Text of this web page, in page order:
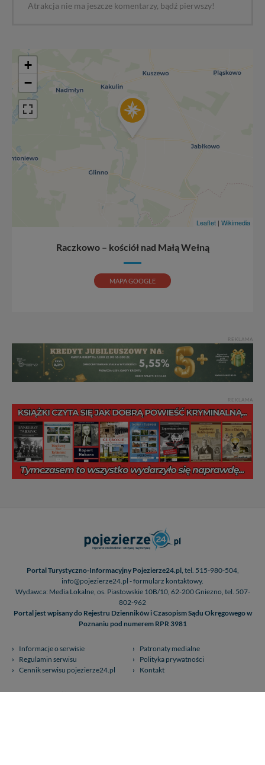
Atrakcja nie ma jeszcze komentarzy, bądź pierwszy!
+
−
Leaflet | Wikimedia
Raczkowo – kościół nad Małą Wełną
MAPA GOOGLE
REKLAMA
REKLAMA
Portal Turystyczno-Informacyjny Pojezierze24.pl, tel. 515-980-504,
info@pojezierze24.pl - formularz kontaktowy.
Wydawca: Media Lokalne, os. Piastowskie 10B/10, 62-200 Gniezno, tel. 507-
802-962
Portal jest wpisany do Rejestru Dzienników i Czasopism Sądu Okręgowego w
Poznaniu pod numerem RPR 3981
Informacje o serwisie
Patronaty medialne
Regulamin serwisu
Polityka prywatności
Cennik serwisu pojezierze24.pl
Kontakt
pojezierze24.pl (c) 2020-2026. Wykorzystywanie materiałów, zdjęć zawartych na